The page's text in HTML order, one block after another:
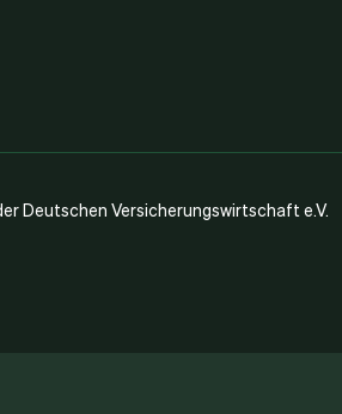
Deutschen Versicherungswirtschaft e.V.